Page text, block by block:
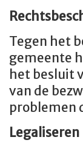
Tegen het
gemeente
het besluit
van de
problemen
Legaliseren